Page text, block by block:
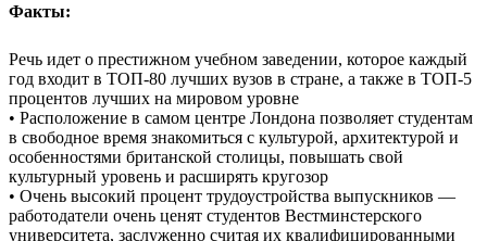
Факты:
Речь идет о престижном учебном заведении, которое каждый
год входит в ТОП-80 лучших вузов в стране, а также в ТОП-5
процентов лучших на мировом уровне
• Расположение в самом центре Лондона позволяет студентам
в свободное время знакомиться с культурой, архитектурой и
особенностями британской столицы, повышать свой
культурный уровень и расширять кругозор
• Очень высокий процент трудоустройства выпускников —
работодатели очень ценят студентов Вестминстерского
университета, заслуженно считая их квалифицированными